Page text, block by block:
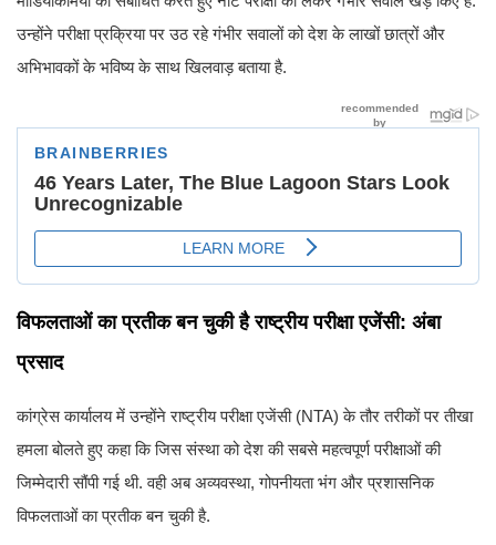
उन्होंने परीक्षा प्रक्रिया पर उठ रहे गंभीर सवालों को देश के लाखों छात्रों और
अभिभावकों के भविष्य के साथ खिलवाड़ बताया है.
विफलताओं का प्रतीक बन चुकी है राष्ट्रीय परीक्षा एजेंसी: अंबा
प्रसाद
कांग्रेस कार्यालय में उन्होंने राष्ट्रीय परीक्षा एजेंसी (NTA) के तौर तरीकों पर तीखा
हमला बोलते हुए कहा कि जिस संस्था को देश की सबसे महत्वपूर्ण परीक्षाओं की
जिम्मेदारी सौंपी गई थी. वही अब अव्यवस्था, गोपनीयता भंग और प्रशासनिक
विफलताओं का प्रतीक बन चुकी है.